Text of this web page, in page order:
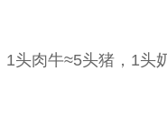
头肉牛≈5头猪，1头